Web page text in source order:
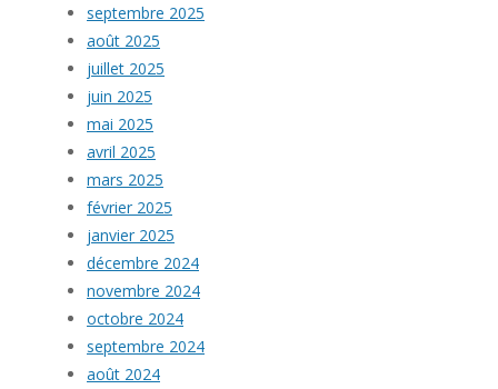
septembre 2025
août 2025
juillet 2025
juin 2025
mai 2025
avril 2025
mars 2025
février 2025
janvier 2025
décembre 2024
novembre 2024
octobre 2024
septembre 2024
août 2024